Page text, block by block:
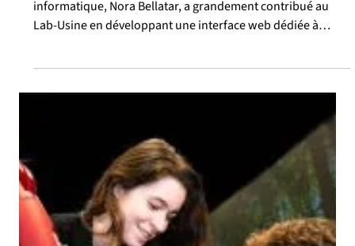
grâce à son veinage. Pourquoi ne pas simplement se baser